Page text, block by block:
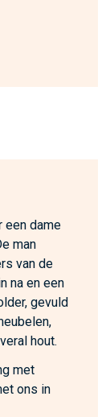
een dame
man
van de
na en een
gevuld
hout.
met
ons in